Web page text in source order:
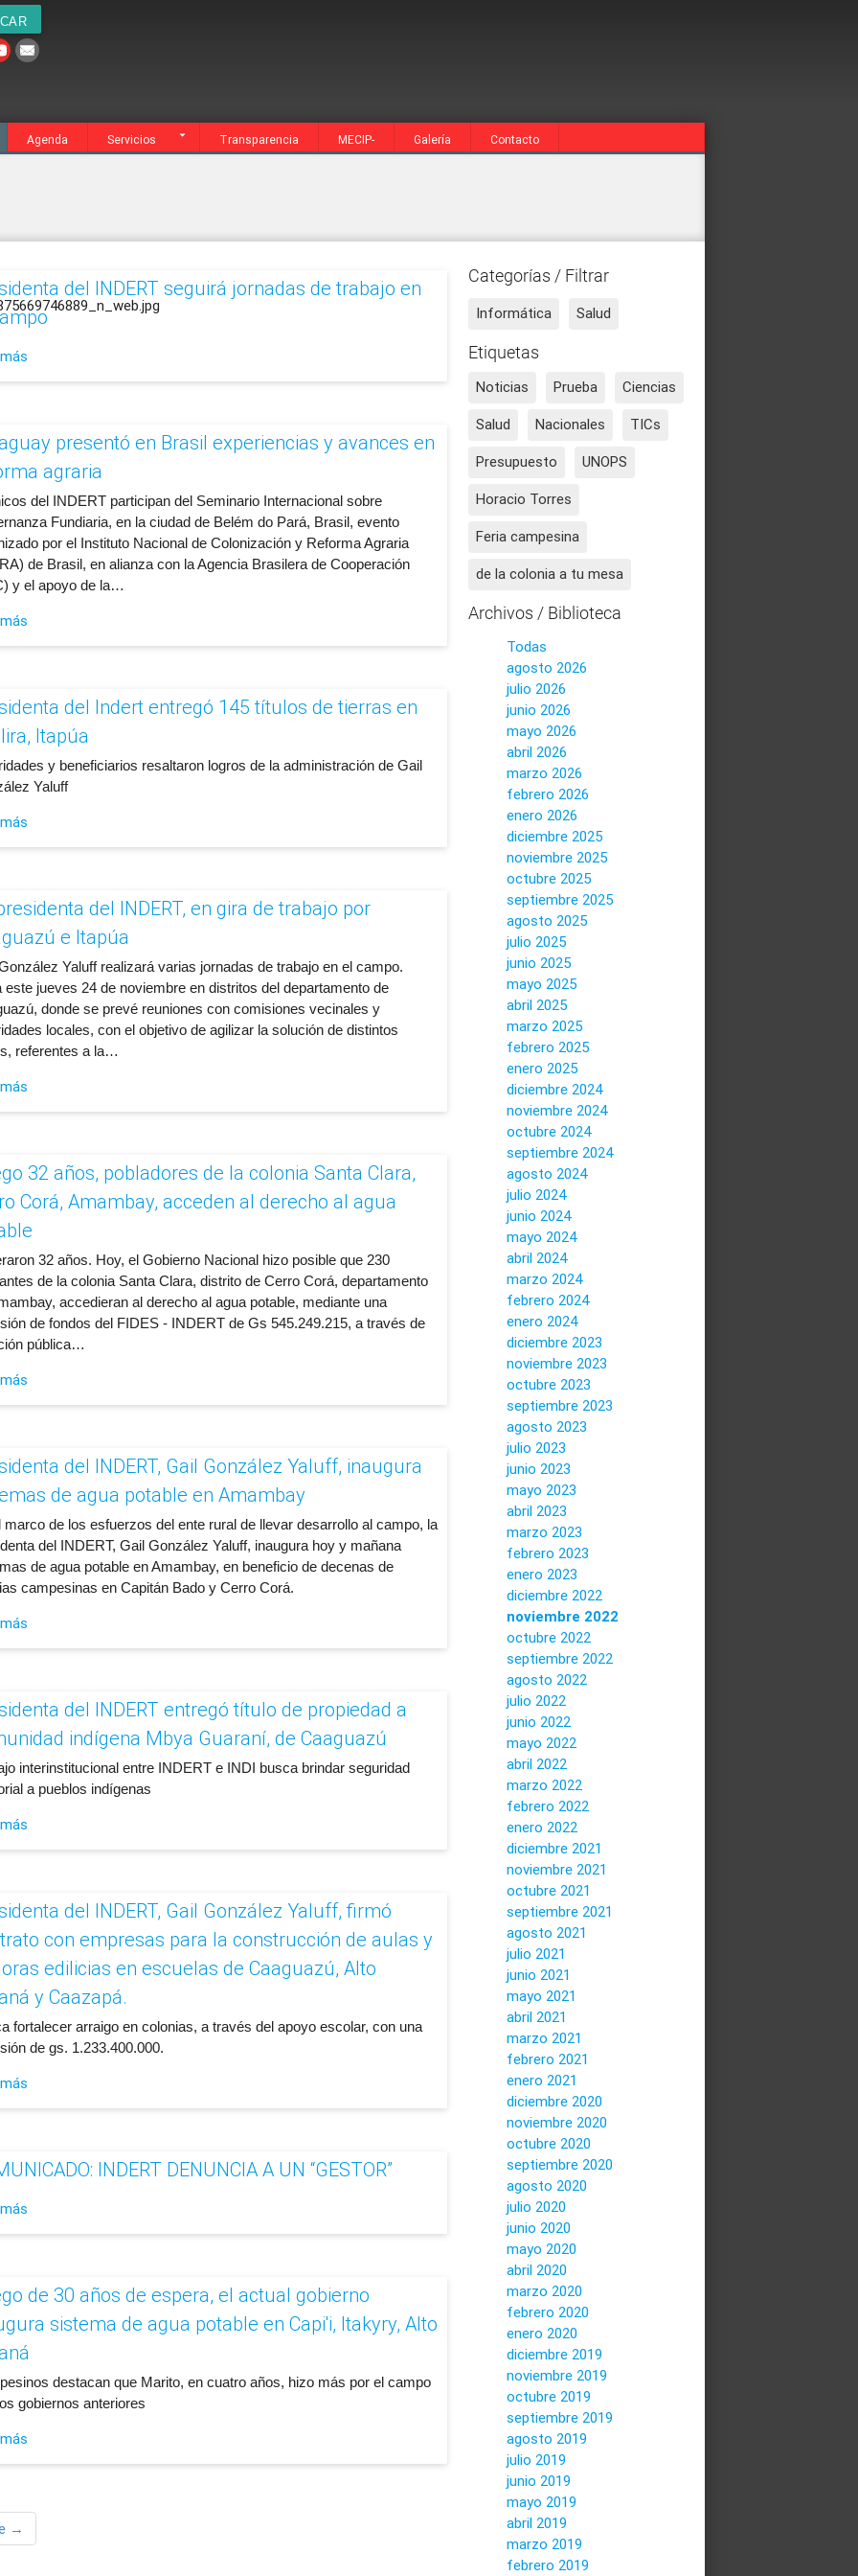
Agenda Servicios Transparencia MECIP- Galería Contacto
del INDERT seguirá jornadas de trabajo en
presentó en Brasil experiencias y avances en
agraria
del INDERT participan del Seminario Internacional sobre
Fundiaria, en la ciudad de Belém do Pará, Brasil, evento
por el Instituto Nacional de Colonización y Reforma Agraria
de Brasil, en alianza con la Agencia Brasilera de Cooperación
y el apoyo de la…
del Indert entregó 145 títulos de tierras en
Itapúa
y beneficiarios resaltaron logros de la administración de Gail
Yaluff
del INDERT, en gira de trabajo por
e Itapúa
Yaluff realizará varias jornadas de trabajo en el campo.
este jueves 24 de noviembre en distritos del departamento de
donde se prevé reuniones con comisiones vecinales y
locales, con el objetivo de agilizar la solución de distintos
referentes a la…
32 años, pobladores de la colonia Santa Clara,
Corá, Amambay, acceden al derecho al agua
32 años. Hoy, el Gobierno Nacional hizo posible que 230
de la colonia Santa Clara, distrito de Cerro Corá, departamento
accedieran al derecho al agua potable, mediante una
de fondos del FIDES - INDERT de Gs 545.249.215, a través de
pública…
del INDERT, Gail González Yaluff, inaugura
de agua potable en Amambay
marco de los esfuerzos del ente rural de llevar desarrollo al campo, la
del INDERT, Gail González Yaluff, inaugura hoy y mañana
de agua potable en Amambay, en beneficio de decenas de
campesinas en Capitán Bado y Cerro Corá.
del INDERT entregó título de propiedad a
indígena Mbya Guaraní, de Caaguazú
interinstitucional entre INDERT e INDI busca brindar seguridad
a pueblos indígenas
del INDERT, Gail González Yaluff, firmó
con empresas para la construcción de aulas y
edilicias en escuelas de Caaguazú, Alto
y Caazapá.
fortalecer arraigo en colonias, a través del apoyo escolar, con una
de gs. 1.233.400.000.
INDERT DENUNCIA A UN “GESTOR”
de 30 años de espera, el actual gobierno
sistema de agua potable en Capi'i, Itakyry, Alto
destacan que Marito, en cuatro años, hizo más por el campo
gobiernos anteriores
→
Categorías / Filtrar
Informática Salud
Etiquetas
Noticias Prueba Ciencias
Salud Nacionales TICs
Presupuesto UNOPS
Horacio Torres
Feria campesina
de la colonia a tu mesa
Archivos / Biblioteca
Todas
agosto 2026
julio 2026
junio 2026
mayo 2026
abril 2026
marzo 2026
febrero 2026
enero 2026
diciembre 2025
noviembre 2025
octubre 2025
septiembre 2025
agosto 2025
julio 2025
junio 2025
mayo 2025
abril 2025
marzo 2025
febrero 2025
enero 2025
diciembre 2024
noviembre 2024
octubre 2024
septiembre 2024
agosto 2024
julio 2024
junio 2024
mayo 2024
abril 2024
marzo 2024
febrero 2024
enero 2024
diciembre 2023
noviembre 2023
octubre 2023
septiembre 2023
agosto 2023
julio 2023
junio 2023
mayo 2023
abril 2023
marzo 2023
febrero 2023
enero 2023
diciembre 2022
noviembre 2022
octubre 2022
septiembre 2022
agosto 2022
julio 2022
junio 2022
mayo 2022
abril 2022
marzo 2022
febrero 2022
enero 2022
diciembre 2021
noviembre 2021
octubre 2021
septiembre 2021
agosto 2021
julio 2021
junio 2021
mayo 2021
abril 2021
marzo 2021
febrero 2021
enero 2021
diciembre 2020
noviembre 2020
octubre 2020
septiembre 2020
agosto 2020
julio 2020
junio 2020
mayo 2020
abril 2020
marzo 2020
febrero 2020
enero 2020
diciembre 2019
noviembre 2019
octubre 2019
septiembre 2019
agosto 2019
julio 2019
junio 2019
mayo 2019
abril 2019
marzo 2019
febrero 2019